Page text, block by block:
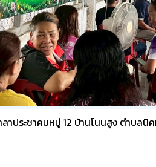
ระชาคมหมู่ 12 บ้านโนนสูง ตำบลนิ